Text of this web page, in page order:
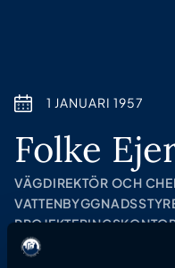
1 JANUARI 1957
Folke
VÄGDIREKTÖR OCH